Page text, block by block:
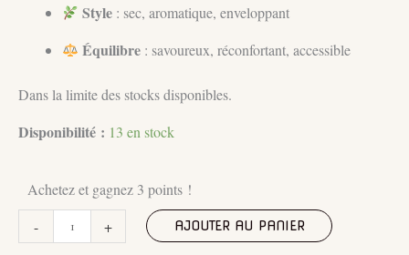
Style : sec, aromatique, enveloppant
Équilibre : savoureux, réconfortant, accessible
Dans la limite des stocks disponibles.
Disponibilité : 13 en stock
Achetez et gagnez 3 points !
-
de
+ AJOUTER AU PANIER